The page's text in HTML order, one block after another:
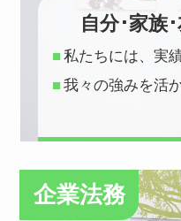
自分･家族
私たちには、実
我々の強みを活
企業法務